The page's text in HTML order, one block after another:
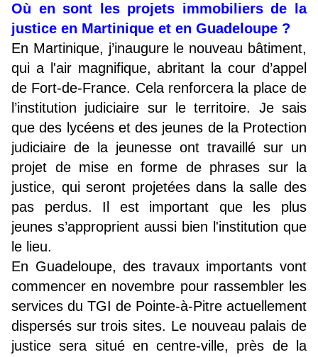
Où en sont les projets immobiliers de la
justice en Martinique et en Guadeloupe ?
En Martinique, j’inaugure le nouveau bâtiment,
qui a l'air magnifique, abritant la cour d’appel
de Fort-de-France. Cela renforcera la place de
l’institution judiciaire sur le territoire. Je sais
que des lycéens et des jeunes de la Protection
judiciaire de la jeunesse ont travaillé sur un
projet de mise en forme de phrases sur la
justice, qui seront projetées dans la salle des
pas perdus. Il est important que les plus
jeunes s’approprient aussi bien l'institution que
le lieu.
En Guadeloupe, des travaux importants vont
commencer en novembre pour rassembler les
services du TGI de Pointe-à-Pitre actuellement
dispersés sur trois sites. Le nouveau palais de
justice sera situé en centre-ville, près de la